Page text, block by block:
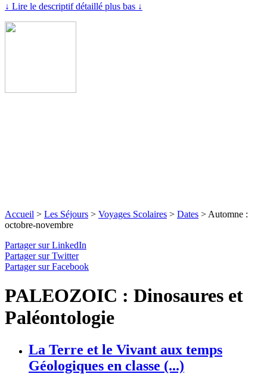
↓ Lire le descriptif détaillé plus bas ↓
Accueil > Les Séjours > Voyages Scolaires > Dates > Automne :
octobre-novembre
Partager sur LinkedIn
Partager sur Twitter
Partager sur Facebook
PALEOZOIC : Dinosaures et
Paléontologie
La Terre et le Vivant aux temps
Géologiques en classe (...)